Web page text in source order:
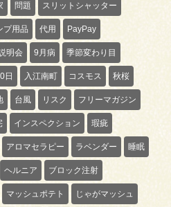
問題 スリットシャッター
プ用品 代用 PayPay
明会 9月病 季節変わり目
日 入江南町 コスモス 秋桜
台風 リスク フリーマガジン
インスペクション 瑕疵
アロマセラピー ラベンダー 睡眠
ヘルニア ブロック注射
マッシュポテト じゃがマッシュ